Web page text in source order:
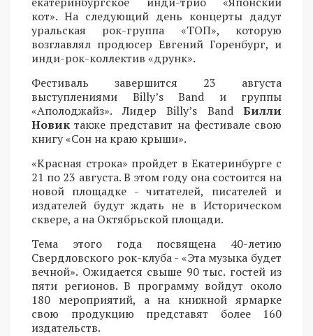
кот». На следующий день концерты дадут
уральская рок-группа «ТОП», которую
возглавлял продюсер Евгений Горенбург, и
инди-рок-коллектив «друнк».
Фестиваль завершится 23 августа
выступлениями Billy’s Band и группы
«Аполоджайз». Лидер Billy’s Band Билли
Новик также представит на фестивале свою
книгу «Сон на краю крыши».
«Красная строка» пройдет в Екатеринбурге с
21 по 23 августа. В этом году она состоится на
новой площадке - читателей, писателей и
издателей будут ждать не в Историческом
сквере, а на Октябрьской площади.
Тема этого года посвящена 40-летию
Свердловского рок-клуба - «Эта музыка будет
вечной». Ожидается свыше 90 тыс. гостей из
пяти регионов. В программу войдут около
180 мероприятий, а на книжной ярмарке
свою продукцию представят более 160
издательств.